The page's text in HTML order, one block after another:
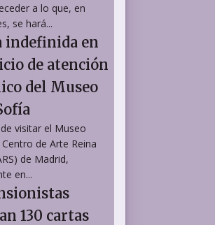
a lo que, en
se hará...
indefinida en
de atención
del Museo
visitar el Museo
de Arte Reina
de Madrid,
en...
130 cartas